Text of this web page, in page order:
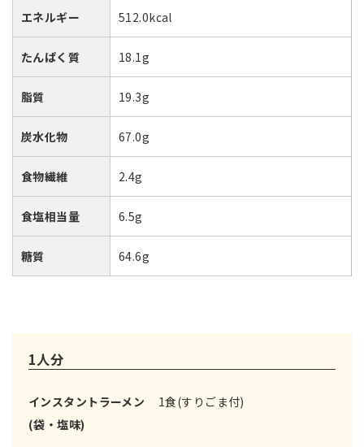
エネルギー 512.0kcal
たんぱく質 18.1g
脂質 19.3g
炭水化物 67.0g
食物繊維 2.4g
食塩相当量 6.5g
糖質 64.6g
1人分
インスタントラーメン
(袋・塩味)
1食(すりごま付)